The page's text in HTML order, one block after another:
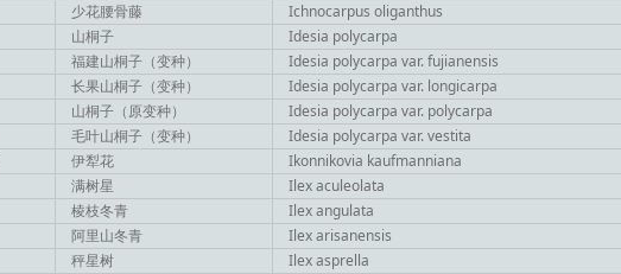
少花腰骨藤 Ichnocarpus oliganthus
山桐子 Idesia polycarpa
福建山桐子（变种） Idesia polycarpa var. fujianensis
长果山桐子（变种） Idesia polycarpa var. longicarpa
山桐子（原变种） Idesia polycarpa var. polycarpa
毛叶山桐子（变种） Idesia polycarpa var. vestita
伊犁花 Ikonnikovia kaufmanniana
满树星 Ilex aculeolata
棱枝冬青 Ilex angulata
阿里山冬青 Ilex arisanensis
秤星树 Ilex asprella